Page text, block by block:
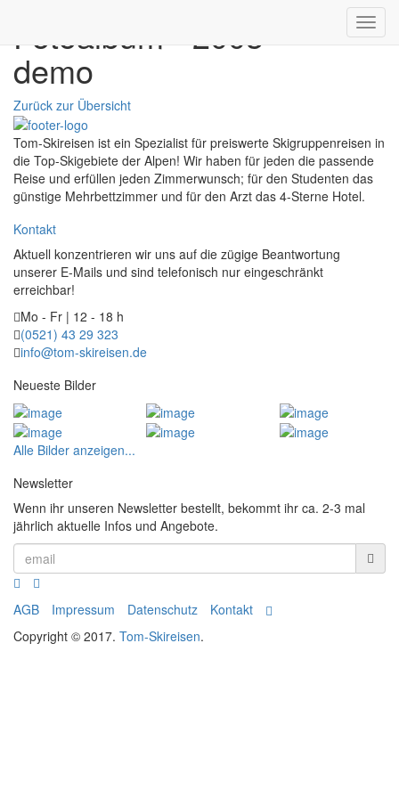
Fotoalbum - 2003
demo
Zurück zur Übersicht
Tom-Skireisen ist ein Spezialist für preiswerte Skigruppenreisen in
die Top-Skigebiete der Alpen! Wir haben für jeden die passende
Reise und erfüllen jeden Zimmerwunsch; für den Studenten das
günstige Mehrbettzimmer und für den Arzt das 4-Sterne Hotel.
Kontakt
Aktuell konzentrieren wir uns auf die zügige Beantwortung
unserer E-Mails und sind telefonisch nur eingeschränkt
erreichbar!
Mo - Fr | 12 - 18 h
(0521) 43 29 323
info@tom-skireisen.de
Neueste Bilder
Alle Bilder anzeigen...
Newsletter
Wenn ihr unseren Newsletter bestellt, bekommt ihr ca. 2-3 mal
jährlich aktuelle Infos und Angebote.
AGB Impressum Datenschutz
Kontakt
Copyright © 2017. Tom-Skireisen.